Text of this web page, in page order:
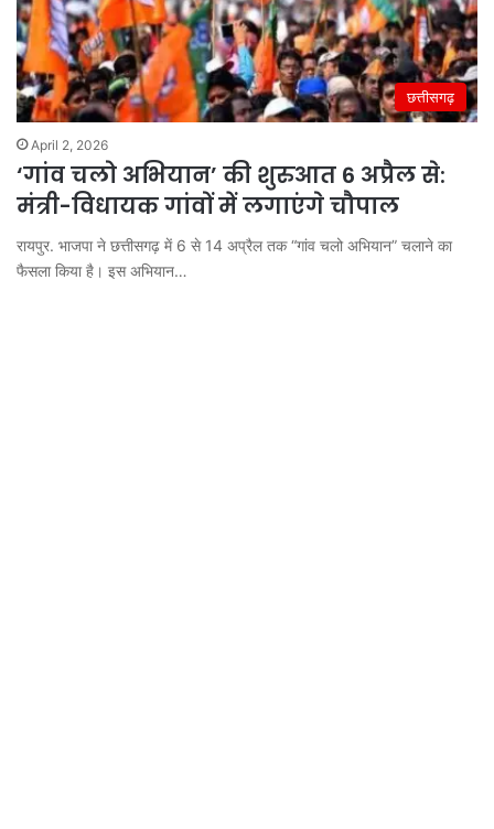
छत्तीसगढ़
April 2, 2026
‘गांव चलो अभियान’ की शुरुआत 6 अप्रैल से:
मंत्री-विधायक गांवों में लगाएंगे चौपाल
रायपुर. भाजपा ने छत्तीसगढ़ में 6 से 14 अप्रैल तक “गांव चलो अभियान” चलाने का
फैसला किया है। इस अभियान…